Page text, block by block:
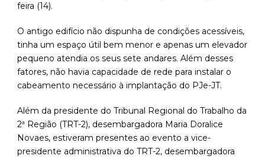
feira (14).
O antigo edifício não dispunha de condições acessíveis,
tinha um espaço útil bem menor e apenas um elevador
pequeno atendia os seus sete andares. Além desses
fatores, não havia capacidade de rede para instalar o
cabeamento necessário à implantação do PJe-JT.
Além da presidente do Tribunal Regional do Trabalho da
2ª Região (TRT-2), desembargadora Maria Doralice
Novaes, estiveram presentes ao evento a vice-
presidente administrativa do TRT-2, desembargadora